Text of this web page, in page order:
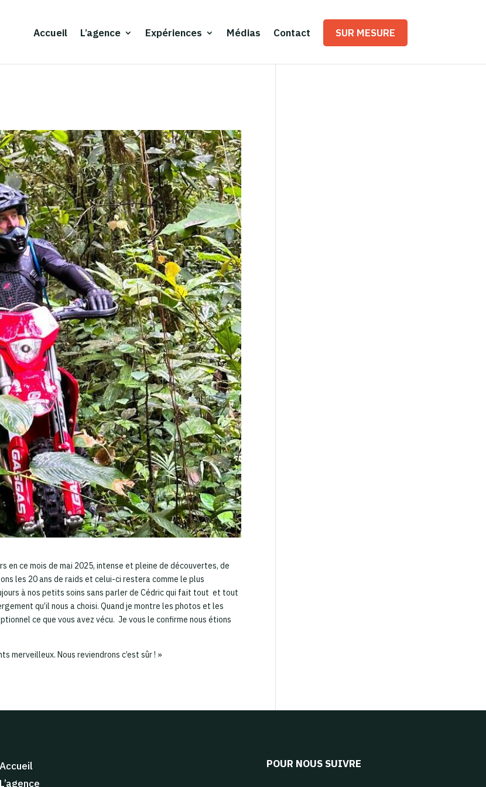
Accueil L’agence Expériences Médias Contact SUR MESURE
en ce mois de mai 2025, intense et pleine de découvertes, de
les 20 ans de raids et celui-ci restera comme le plus
à nos petits soins sans parler de Cédric qui fait tout et tout
qu’il nous a choisi. Quand je montre les photos et les
ce que vous avez vécu. Je vous le confirme nous étions
merveilleux. Nous reviendrons c’est sûr ! »
Accueil
L’agence
POUR NOUS SUIVRE